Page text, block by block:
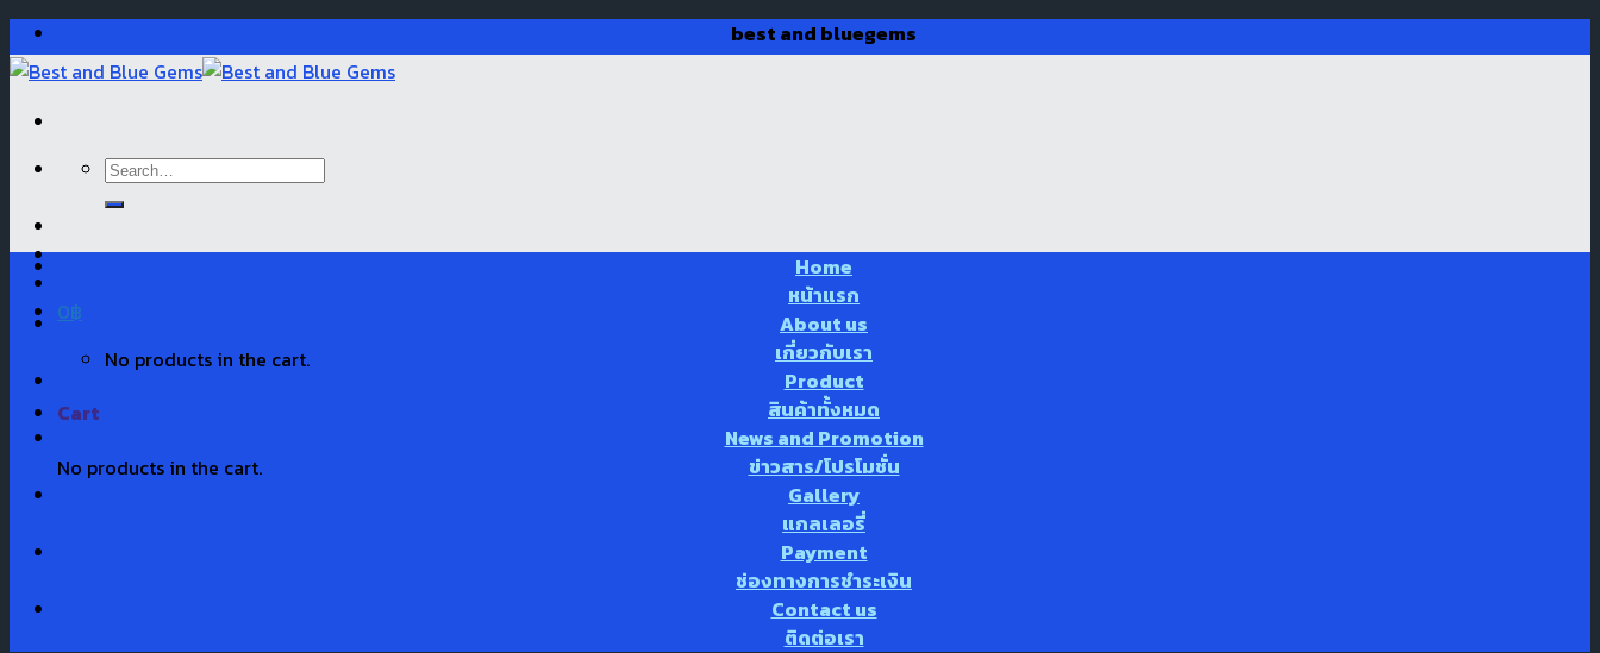
Skip
to
content
best and bluegems
Search
for:
0฿
No products in the cart.
Cart
No products in the cart.
Home
หน้าแรก
About us
เกี่ยวกับเรา
Product
สินค้าทั้งหมด
News and Promotion
ข่าวสาร/โปรโมชั่น
Gallery
แกลเลอรี่
Payment
ช่องทางการชำระเงิน
Contact us
ติดต่อเรา